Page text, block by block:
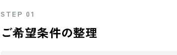
STEP 01
ご希望条件の整理